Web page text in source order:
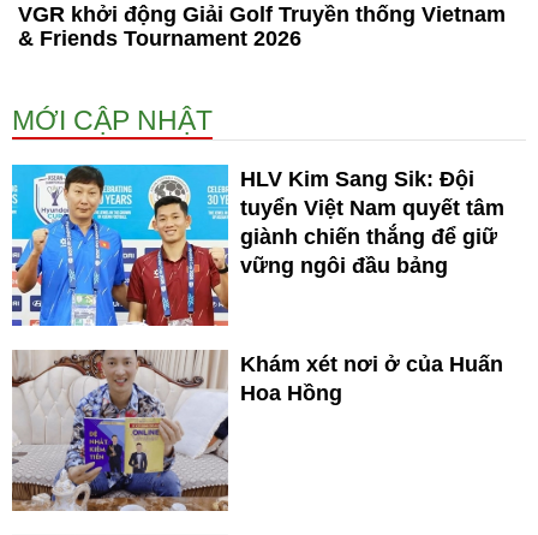
VGR khởi động Giải Golf Truyền thống Vietnam
& Friends Tournament 2026
MỚI CẬP NHẬT
HLV Kim Sang Sik: Đội
tuyển Việt Nam quyết tâm
giành chiến thắng để giữ
vững ngôi đầu bảng
Khám xét nơi ở của Huấn
Hoa Hồng